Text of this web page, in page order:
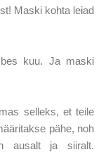
Maski kohta leiad
kuu. Ja maski
selleks, et teile
pähe, noh
ausalt ja siiralt.